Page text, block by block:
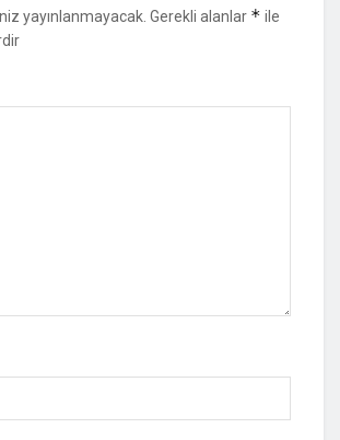
yayınlanmayacak. Gerekli alanlar * ile